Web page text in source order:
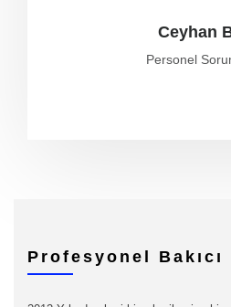
Ceyhan
Personel
Profesyonel Bakıcı